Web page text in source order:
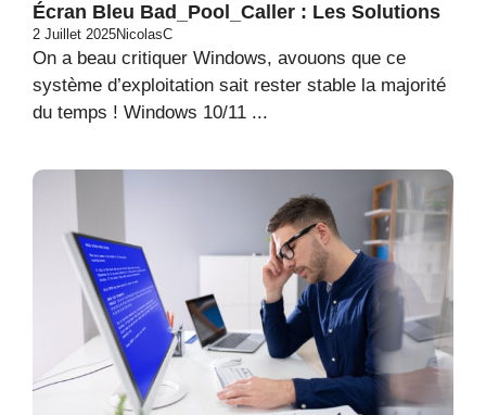
Écran Bleu Bad_Pool_Caller : Les Solutions
2 Juillet 2025NicolasC
On a beau critiquer Windows, avouons que ce
système d’exploitation sait rester stable la majorité
du temps ! Windows 10/11 ...